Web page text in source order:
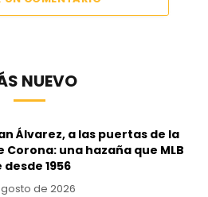
NUEVO
Álvarez, a las puertas de la
Corona: una hazaña que MLB
desde 1956
de 2026